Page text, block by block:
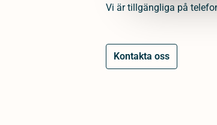
Vi är tillgängliga på
Kontakta oss